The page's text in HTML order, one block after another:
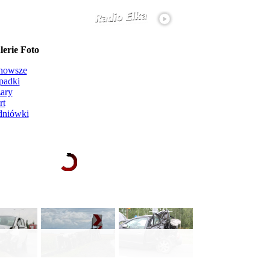
Foto
więcej...